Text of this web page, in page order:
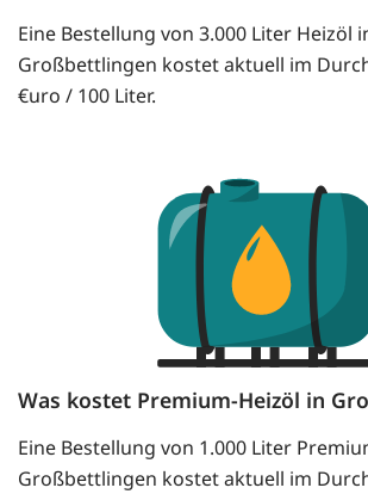
Eine Bestellung von 3.000 Liter Heizöl
Großbettlingen kostet aktuell im
€uro / 100 Liter.
Was kostet Premium-Heizöl in
Eine Bestellung von 1.000 Liter
Großbettlingen kostet aktuell im